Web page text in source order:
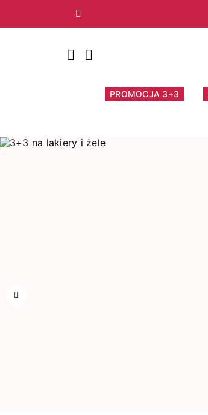
Poprzedni
PROMOCJA 3+3